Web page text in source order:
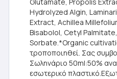
Hydrolyzed Algin,
Extract, Achillea
Bisabolol, Cetyl
Sorbate.*Organic
τροποποιηθεί. Σας
Σωληνάριο 50ml:50%
εσωτερικό